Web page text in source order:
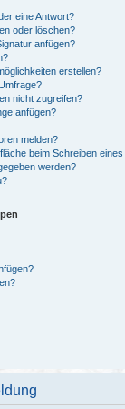
eine Antwort?
oder löschen?
anfügen?
erstellen?
nicht zugreifen?
anfügen?
melden?
beim Schreiben
werden?